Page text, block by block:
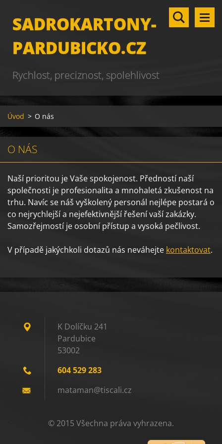
SADROKARTONY-
PARDUBICKO.CZ
Rychlost, preciznost, spolehlivost
Úvod > O nás
O NÁS
Naší prioritou je Vaše spokojenost. Předností naší
společnosti je profesionalita a mnohaletá zkušenost na
trhu. Navíc se náš vyškolený personál nejlépe postará o
co nejrychlejší a nejefektivnější řešení vaší zakázky.
Samozřejmostí je osobní přístup a vysoká pečlivost.
V případě jakýchkoli dotazů nás neváhejte kontaktovat.
K Dolíčku 241
Pardubice
53002
604 529 283
mataman@tiscali.cz
© 2015 Všechna práva vyhrazena.